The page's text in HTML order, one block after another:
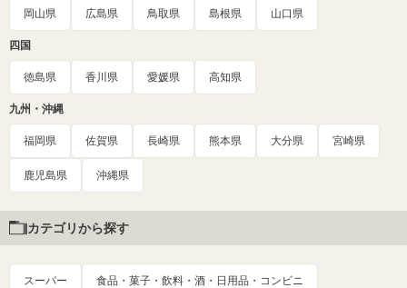
岡山県 広島県 鳥取県 島根県 山口県
四国
徳島県 香川県 愛媛県 高知県
九州・沖縄
福岡県 佐賀県 長崎県 熊本県 大分県 宮崎県
鹿児島県 沖縄県
カテゴリから探す
スーパー 食品・菓子・飲料・酒・日用品・コンビニ